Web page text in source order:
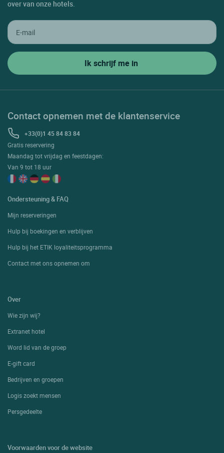
over van onze hotels.
Contact opnemen met de klantenservice
+33(0)1 45 84 83 84
Gratis reservering
Maandag tot vrijdag en feestdagen:
Van 9 tot 18 uur
Ondersteuning & FAQ
Mijn reserveringen
Hulp bij boekingen en verblijven
Hulp bij het ETIK loyaliteitsprogramma
Contact met ons opnemen om
Over
Wie zijn wij?
Extranet hotel
Word lid van de groep
E-gift card
Bedrijven en groepen
Logis zoekt mensen
Persgedeelte
Voorwaarden voor de website